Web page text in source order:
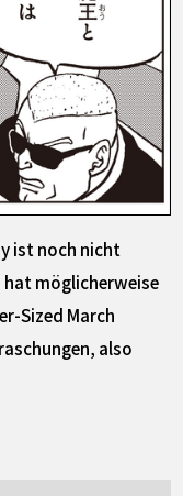
ist noch nicht
hat möglicherweise
Sized March
also